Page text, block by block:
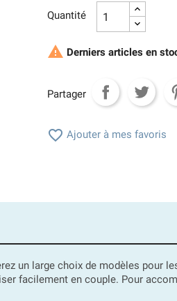
Quantité
 Derniers articles en
Partager
 Ajouter à mes favoris
un large choix de modèles pour
facilement en couple. Pour